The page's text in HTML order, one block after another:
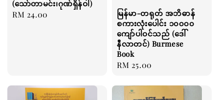
(သော်တာမင်း၊ဂုဏ်ရှိန်ဝါ)
Regular
RM 24.00
မြန်မာ-တရုတ် အဘိဓာန်
စကားလုံးပေါင်း ၁၀၀၀၀
ကျော်ပါဝင်သည် (ဒေါ်
နီလာတင်) Burmese
Book
Regular
RM 25.00